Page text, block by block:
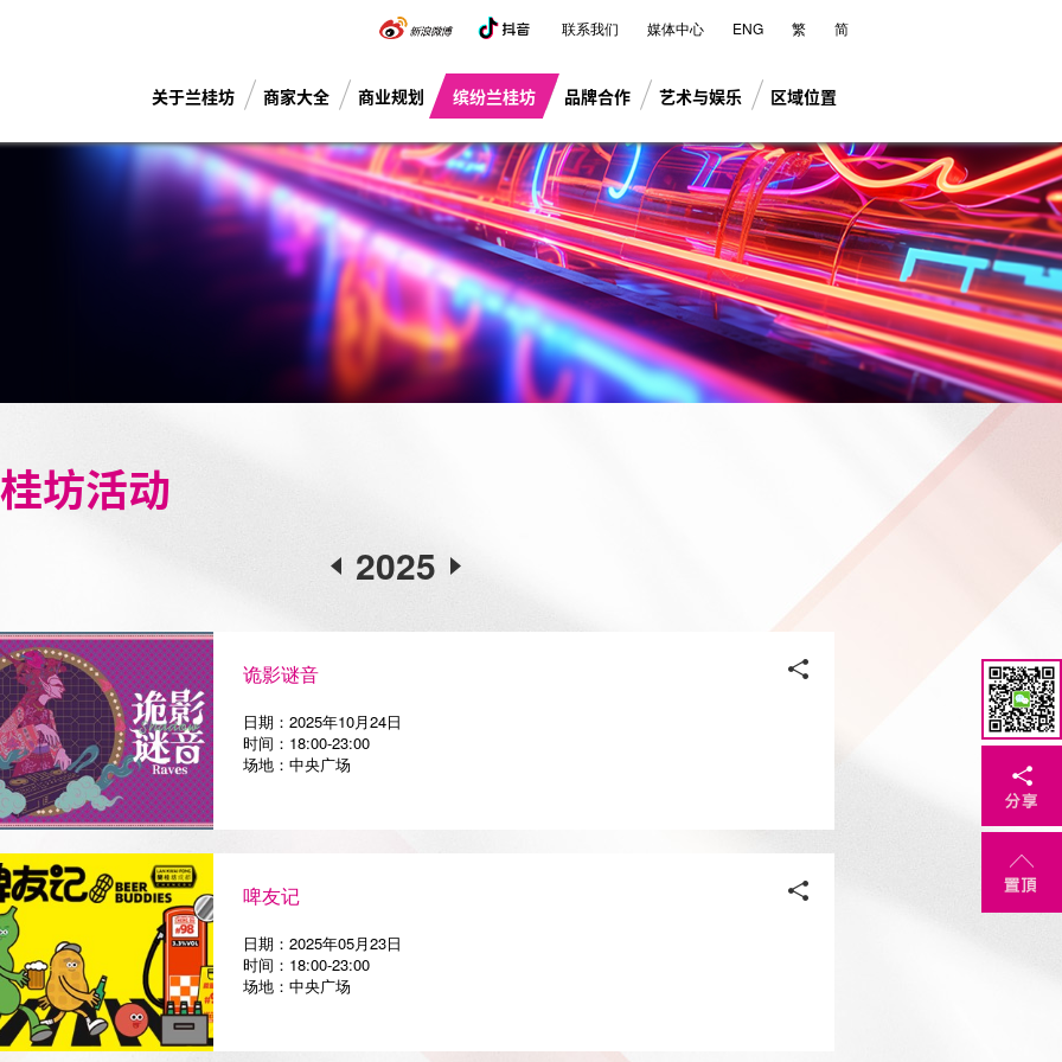
关于兰桂坊 商家大全 商业规划 缤纷兰桂坊 品牌合作 艺术与娱乐 区域位置
联系我们 媒体中心 ENG 繁 简
坊活动
2025
诡影谜音
日期：2025年10月24日
时间：18:00-23:00
场地：中央广场
啤友记
日期：2025年05月23日
时间：18:00-23:00
场地：中央广场